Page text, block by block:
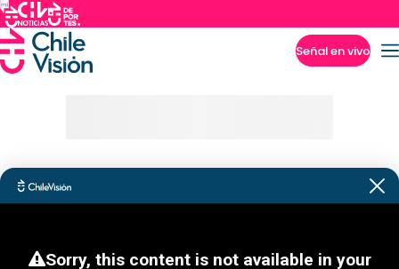
Señal en vivo